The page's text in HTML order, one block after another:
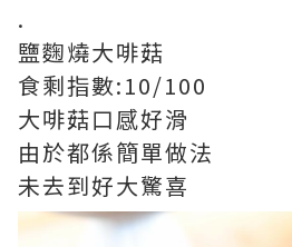
.
鹽麴燒大啡菇
食剩指數:10/100
大啡菇口感好滑
由於都係簡單做法
未去到好大驚喜